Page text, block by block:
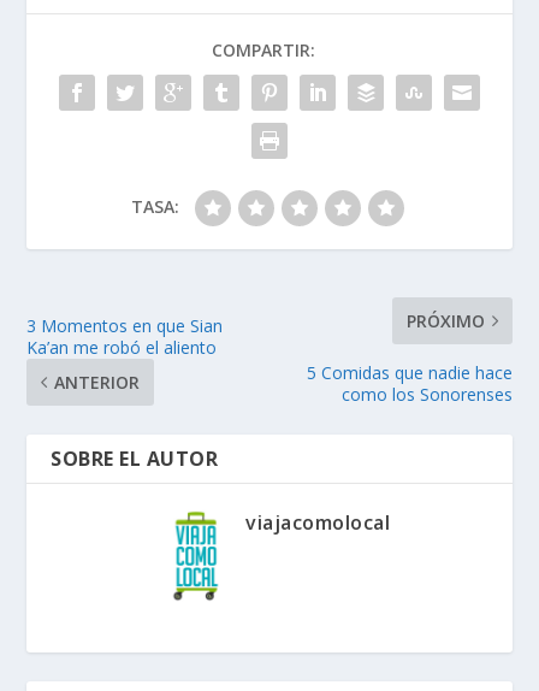
COMPARTIR:
TASA:
3 Momentos en que Sian
Ka’an me robó el aliento
ANTERIOR
PRÓXIMO
5 Comidas que nadie hace
como los Sonorenses
SOBRE EL AUTOR
viajacomolocal